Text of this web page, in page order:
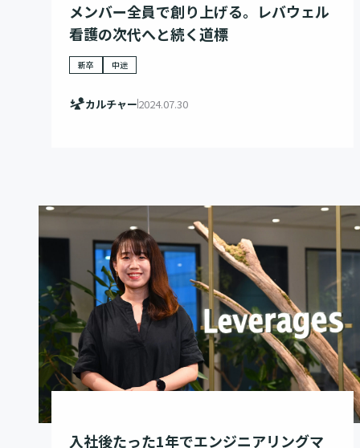
メンバー全員で創り上げる。レバウェル
看護の次代へと続く道標
新卒 中途
カルチャー2024.07.30
入社後たった1年でエンジニアリングマ